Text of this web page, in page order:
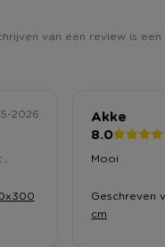
van een review is
2026 Akke
8.0
Mooi
Geschreven
cm